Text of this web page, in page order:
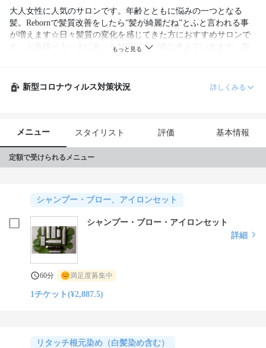
大人女性に人気のサロンです。年齢とともに悩みの一つとなる
髪。Rebornで髪質改善をしたら”髪が綺麗だね”とふと言われる事
が増えます☆日々髪質の変化を感じてきた方におすすめサロンで
す。お客様一人一人にあったMENUを一緒に考えていきます。艶
新型コロナウィルス対策状況 詳しくみる
メニュー スタイリスト 評価 基本情報
定額で受けられるメニュー
シャンプー・ブロー、アイロンセット
シャンプー・ブロー・アイロンセット
詳細
60分 満足度募集中
1チケット(¥2,887.5)
リタッチ根元染め（白髪染め含む）